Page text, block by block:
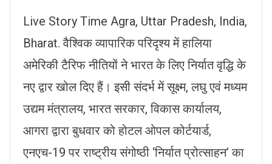
Live Story Time Agra, Uttar Pradesh, India,
Bharat. वैश्विक व्यापारिक परिदृश्य में हालिया
अमेरिकी टैरिफ नीतियों ने भारत के लिए निर्यात वृद्धि के
नए द्वार खोल दिए हैं। इसी संदर्भ में सूक्ष्म, लघु एवं मध्यम
उद्यम मंत्रालय, भारत सरकार, विकास कार्यालय,
आगरा द्वारा बुधवार को होटल ओपल कोर्टयार्ड,
एनएच-19 पर राष्ट्रीय संगोष्ठी ‘निर्यात प्रोत्साहन’ का